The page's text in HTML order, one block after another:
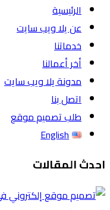
الرئيسية
عن يلا ويب سايت
خدماتنا
أخر أعمالنا
مدونة يلا ويب سايت
اتصل بنا
طلب تصميم موقع
English
احدث المقالات